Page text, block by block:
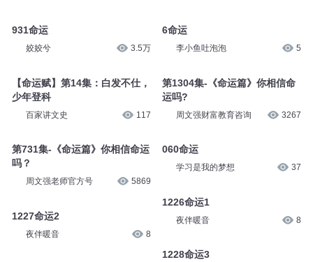
931命运
姣姣兮 3.5万
【命运赋】第14集：白发不仕，
少年登科
百家讲文史 117
第731集-《命运篇》你相信命运
吗？
周文强老师官方号 5869
1227命运2
夜伴暖音 8
6命运
李小鱼吐泡泡 5
第1304集-《命运篇》你相信命
运吗?
周文强财富教育咨询 3267
060命运
学习是我的梦想 37
1226命运1
夜伴暖音 8
1228命运3